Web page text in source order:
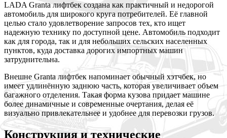
LADA Granta лифтбек создана как практичный и недорогой
автомобиль для широкого круга потребителей. Её главной
целью стало удовлетворение запросов тех, кто ищет
надежную технику по доступной цене. Автомобиль подходит
как для города, так и для небольших сельских населенных
пунктов, куда доставка дорогих импортных машин
затруднительна.
Внешне Granta лифтбек напоминает обычный хэтчбек, но
имеет удлинённую заднюю часть, которая увеличивает объем
багажного отделения. Такая форма кузова придает машине
более динамичные и современные очертания, делая её
визуально привлекательнее и удобнее для перевозки грузов.
Конструкция и технические